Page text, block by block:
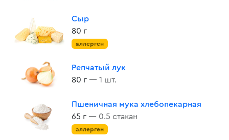
Сыр
80 г
аллерген
Репчатый лук
80 г — 1 шт.
Пшеничная мука хлебопекарная
65 г — 0.5 стакан
аллерген